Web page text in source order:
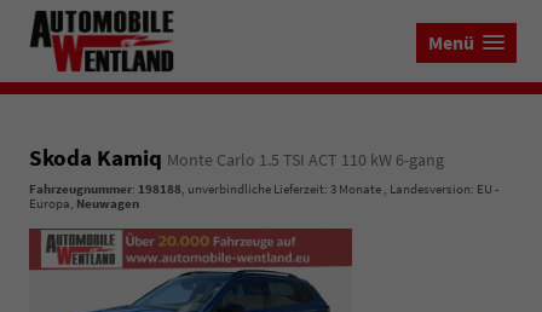
Menü
Skoda Kamiq Monte Carlo 1.5 TSI ACT 110 kW 6-gang
Fahrzeugnummer: 198188, unverbindliche Lieferzeit: 3 Monate , Landesversion: EU -
Europa, Neuwagen